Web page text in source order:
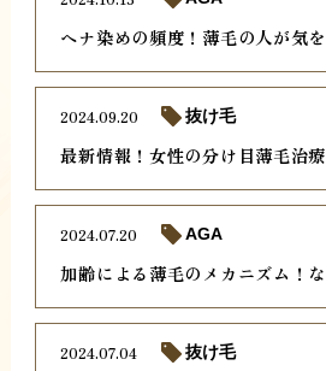
ヘナ染めの頻度！薄毛の人が気
最新情報！女性の分け目薄毛治
2024.09.20 抜け毛
加齢による薄毛のメカニズム！
2024.07.20 AGA
2024.07.04 抜け毛